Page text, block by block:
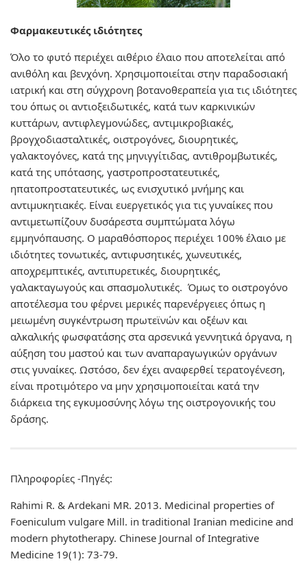
Φαρμακευτικές ιδιότητες
Όλο το φυτό περιέχει αιθέριο έλαιο που αποτελείται από
ανιθόλη και βενχόνη. Χρησιμοποιείται στην παραδοσιακή
ιατρική και στη σύγχρονη βοτανοθεραπεία για τις ιδιότητες
του όπως οι αντιοξειδωτικές, κατά των καρκινικών
κυττάρων, αντιφλεγμονώδες, αντιμικροβιακές,
βρογχοδιασταλτικές, οιστρογόνες, διουρητικές,
γαλακτογόνες, κατά της μηνιγγίτιδας, αντιθρομβωτικές,
κατά της υπότασης, γαστροπροστατευτικές,
ηπατοπροστατευτικές, ως ενισχυτικό μνήμης και
αντιμυκητιακές. Είναι ευεργετικός για τις γυναίκες που
αντιμετωπίζουν δυσάρεστα συμπτώματα λόγω
εμμηνόπαυσης. Ο μαραθόσπορος περιέχει 100% έλαιο με
ιδιότητες τονωτικές, αντιφυσητικές, χωνευτικές,
αποχρεμπτικές, αντιπυρετικές, διουρητικές,
γαλακταγωγούς και σπασμολυτικές. Όμως το οιστρογόνο
αποτέλεσμα του φέρνει μερικές παρενέργειες όπως η
μειωμένη συγκέντρωση πρωτεϊνών και οξέων και
αλκαλικής φωσφατάσης στα αρσενικά γεννητικά όργανα, η
αύξηση του μαστού και των αναπαραγωγικών οργάνων
στις γυναίκες. Ωστόσο, δεν έχει αναφερθεί τερατογένεση,
είναι προτιμότερο να μην χρησιμοποιείται κατά την
διάρκεια της εγκυμοσύνης λόγω της οιστρογονικής του
δράσης.
Πληροφορίες -Πηγές:
Rahimi R. & Ardekani MR. 2013. Medicinal properties of
Foeniculum vulgare Mill. in traditional Iranian medicine and
modern phytotherapy. Chinese Journal of Integrative
Medicine 19(1): 73-79.